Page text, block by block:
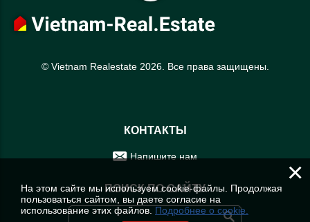
© Vietnam Realestate 2026. Все права защищены.
КОНТАКТЫ
Напишите нам
ПОИСК ПО САЙТУ
×
На этом сайте мы используем cookie-файлы. Продолжая
пользоваться сайтом, вы даете согласие на
использование этих файлов. Подробнее о cookie.